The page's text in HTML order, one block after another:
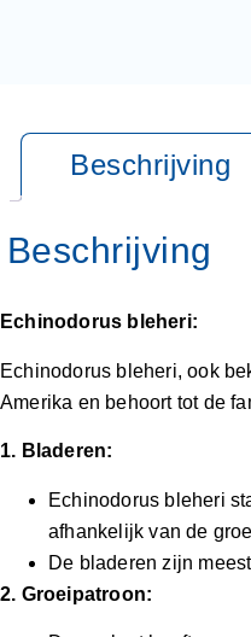
Echinodorus bleheri:
Echinodorus bleheri, ook
Amerika en behoort tot de
1. Bladeren:
Echinodorus bleheri
afhankelijk van de
De bladeren zijn
2. Groeipatroon: